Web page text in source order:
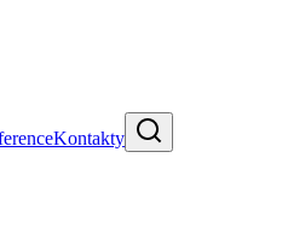
Kontakty